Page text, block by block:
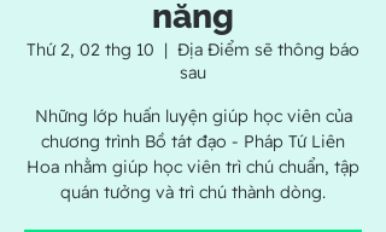
năng
Thứ 2, 02 thg 10
  |
Địa Điểm sẽ thông báo
sau
Những lớp huấn luyện giúp học viên của
chương trình Bồ tát đạo - Pháp Tứ Liên
Hoa nhằm giúp học viên trì chú chuẩn, tập
quán tưởng và trì chú thành dòng.